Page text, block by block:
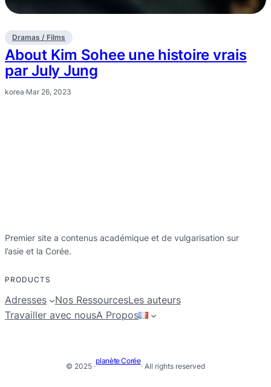
Dramas / Films
About Kim Sohee une histoire vrais
par July Jung
korea·Mar 26, 2023
Premier site a contenus académique et de vulgarisation sur
l’asie et la Corée.
PRODUCTS
Adresses Nos RessourcesLes auteurs
Travailler avec nousA Propos
© 2025 ·
planète Corée
· All rights reserved